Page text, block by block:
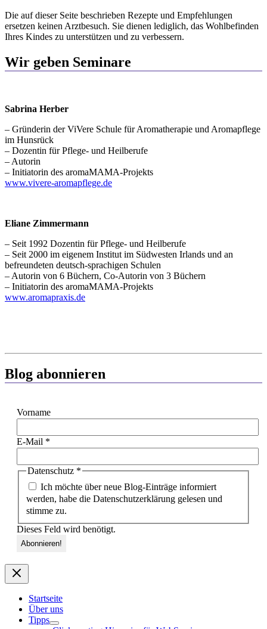
Die auf dieser Seite beschrieben Rezepte und Empfehlungen
ersetzen keinen Arztbesuch. Sie dienen lediglich, das Wohlbefinden
Ihres Kindes zu unterstützen und zu verbessern.
Wir geben Seminare
Sabrina Herber
– Gründerin der ViVere Schule für Aromatherapie und Aromapflege
im Hunsrück
– Dozentin für Pflege- und Heilberufe
– Autorin
– Initiatorin des aromaMAMA-Projekts
www.vivere-aromapflege.de
Eliane Zimmermann
– Seit 1992 Dozentin für Pflege- und Heilberufe
– Seit 2000 im eigenem Institut im Südwesten Irlands und an
befreundeten deutsch-sprachigen Schulen
– Autorin von 6 Büchern, Co-Autorin von 3 Büchern
– Initiatorin des aromaMAMA-Projekts
www.aromapraxis.de
Blog abonnieren
Vorname
E-Mail *
Datenschutz *
Ich möchte über neue Blog-Einträge informiert
werden, habe die Datenschutzerklärung gelesen und
stimme zu.
Dieses Feld wird benötigt.
Startseite
Über uns
Tipps